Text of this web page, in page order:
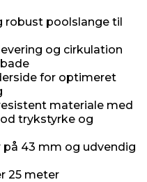
robust poolslange til
og cirkulation
for optimeret
materiale med
trykstyrke og
43 mm og udvendig
25 meter